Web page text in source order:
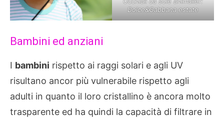
Dolce&Gabbana estate
Bambini ed anziani
I bambini rispetto ai raggi solari e agli UV
risultano ancor più vulnerabile rispetto agli
adulti in quanto il loro cristallino è ancora molto
trasparente ed ha quindi la capacità di filtrare in